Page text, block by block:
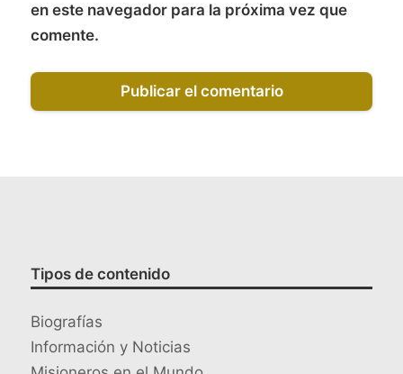
en este navegador para la próxima vez que
comente.
Tipos de contenido
Biografías
Información y Noticias